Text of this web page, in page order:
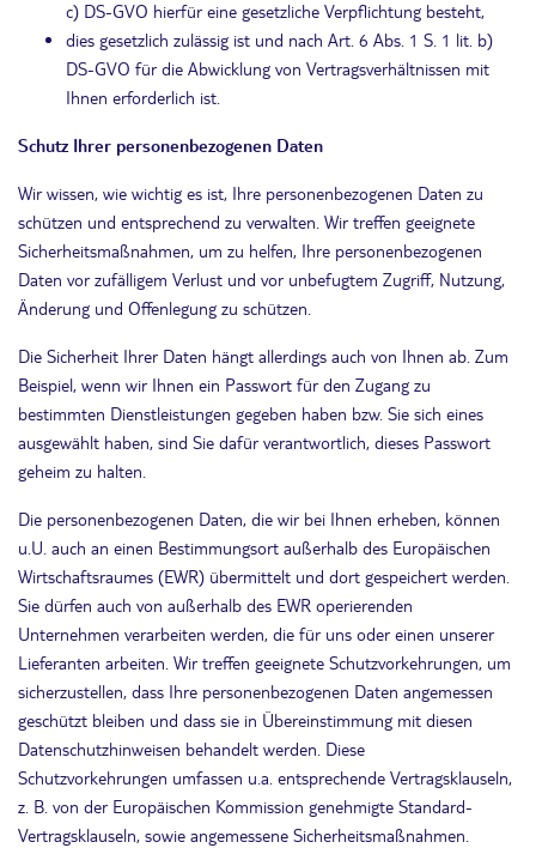
c) DS-GVO hierfür eine gesetzliche Verpflichtung besteht,
dies gesetzlich zulässig ist und nach Art. 6 Abs. 1 S. 1 lit. b)
DS-GVO für die Abwicklung von Vertragsverhältnissen mit
Ihnen erforderlich ist.
Schutz Ihrer personenbezogenen Daten
Wir wissen, wie wichtig es ist, Ihre personenbezogenen Daten zu
schützen und entsprechend zu verwalten. Wir treffen geeignete
Sicherheitsmaßnahmen, um zu helfen, Ihre personenbezogenen
Daten vor zufälligem Verlust und vor unbefugtem Zugriff, Nutzung,
Änderung und Offenlegung zu schützen.
Die Sicherheit Ihrer Daten hängt allerdings auch von Ihnen ab. Zum
Beispiel, wenn wir Ihnen ein Passwort für den Zugang zu
bestimmten Dienstleistungen gegeben haben bzw. Sie sich eines
ausgewählt haben, sind Sie dafür verantwortlich, dieses Passwort
geheim zu halten.
Die personenbezogenen Daten, die wir bei Ihnen erheben, können
u.U. auch an einen Bestimmungsort außerhalb des Europäischen
Wirtschaftsraumes (EWR) übermittelt und dort gespeichert werden.
Sie dürfen auch von außerhalb des EWR operierenden
Unternehmen verarbeiten werden, die für uns oder einen unserer
Lieferanten arbeiten. Wir treffen geeignete Schutzvorkehrungen, um
sicherzustellen, dass Ihre personenbezogenen Daten angemessen
geschützt bleiben und dass sie in Übereinstimmung mit diesen
Datenschutzhinweisen behandelt werden. Diese
Schutzvorkehrungen umfassen u.a. entsprechende Vertragsklauseln,
z. B. von der Europäischen Kommission genehmigte Standard-
Vertragsklauseln, sowie angemessene Sicherheitsmaßnahmen.